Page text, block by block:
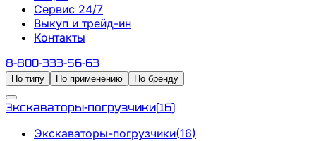
Сервис 24/7
Выкуп и трейд-ин
Контакты
8-800-333-56-63
По типу По применению По бренду
Экскаваторы-погрузчики(16)
Экскаваторы-погрузчики(16)